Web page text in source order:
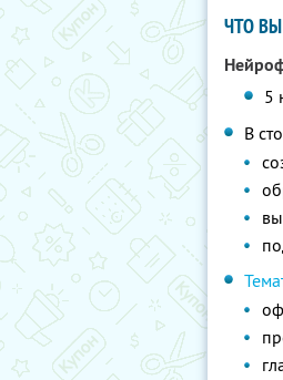
ЧТО
5
В